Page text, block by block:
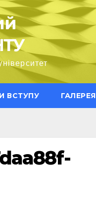
ВСТУПУ ГАЛЕРЕЯ